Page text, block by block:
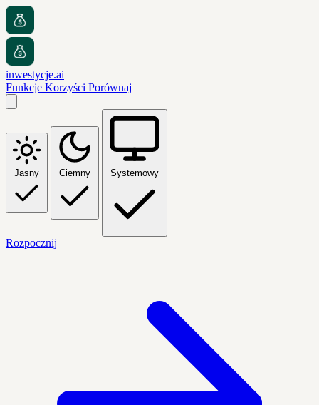
inwestycje.ai
Funkcje Korzyści Porównaj
Jasny Ciemny Systemowy
Rozpocznij